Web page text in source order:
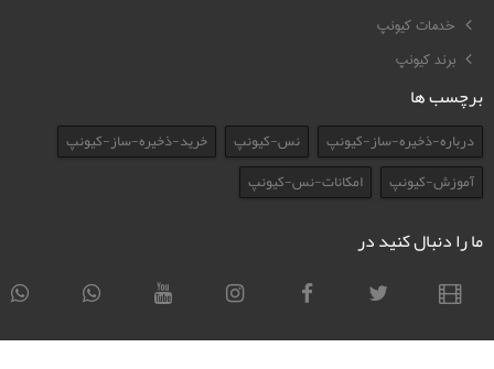
خدمات کیونپ
برند کیونپ
برچسب ها
درباره-ذخیره-ساز-کیونپ نس-کیونپ
خرید-ذخیره-ساز-کیونپ
آموزش-کیونپ
امکانات-نس-کیونپ
ما را دنبال کنید در